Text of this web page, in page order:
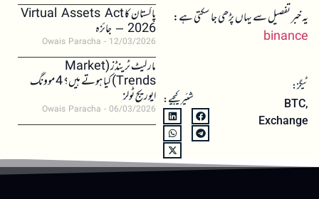
یہ خبر تفصیل سے یہاں پڑھی جا سکتی ہے:
binance
ٹیگز:
BTC,
Exchange
شئیر کیجیے:
پاکستان کا Virtual Assets Act
2026 – جائزہ
Owais Paracha 12/03/2026
مارکیٹ ٹرینڈز (Market
Trends) کیا ہوتے ہیں؟ 4 موونگ
ایوریج ٹولز
Owais Paracha 06/03/2026